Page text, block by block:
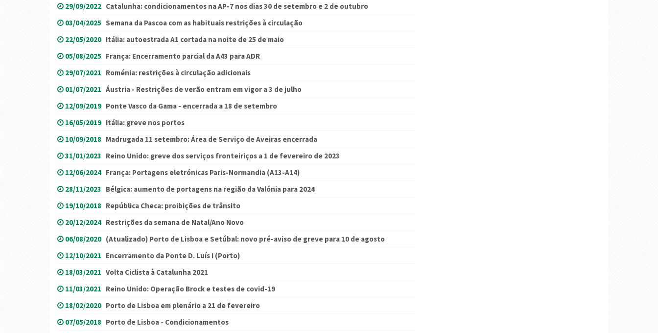
29/09/2022 Catalunha: condicionamentos na AP-7 nos dias 30 de setembro e 2 de outubro
03/04/2025 Semana da Pascoa com as habituais restrições à circulação
22/05/2020 Itália: autoestrada A1 cortada na noite de 25 de maio
05/08/2025 França: Encerramento parcial da A43 para ADR
29/07/2021 Roménia: restrições à circulação adicionais
01/07/2021 Áustria - Restrições de verão entram em vigor a 3 de julho
12/09/2019 Ponte Vasco da Gama - encerrada a 18 de setembro
16/05/2019 Itália: greve nos portos
10/09/2018 Madrugada 11 setembro: Área de Serviço de Aveiras encerrada
31/01/2023 Reino Unido: greve dos serviços fronteiriços a 1 de fevereiro de 2023
12/06/2024 França: Portagens eletrónicas Paris-Normandia (A13-A14)
28/11/2023 Bélgica: aumento de portagens na região da Valónia para 2024
19/10/2018 República Checa: proibições de trânsito
20/12/2024 Restrições da semana de Natal/Ano Novo
06/08/2020 (Atualizado) Porto de Lisboa e Setúbal: novo pré-aviso de greve para 10 de agosto
12/10/2021 Encerramento da Ponte D. Luís I (Porto)
18/03/2021 Volta Ciclista à Catalunha 2021
11/03/2021 Reino Unido: Operação Brock e testes de covid-19
18/02/2020 Porto de Lisboa em plenário a 21 de fevereiro
07/05/2018 Porto de Lisboa - Condicionamentos